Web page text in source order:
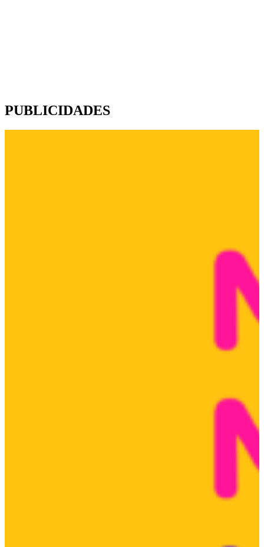
PUBLICIDADES